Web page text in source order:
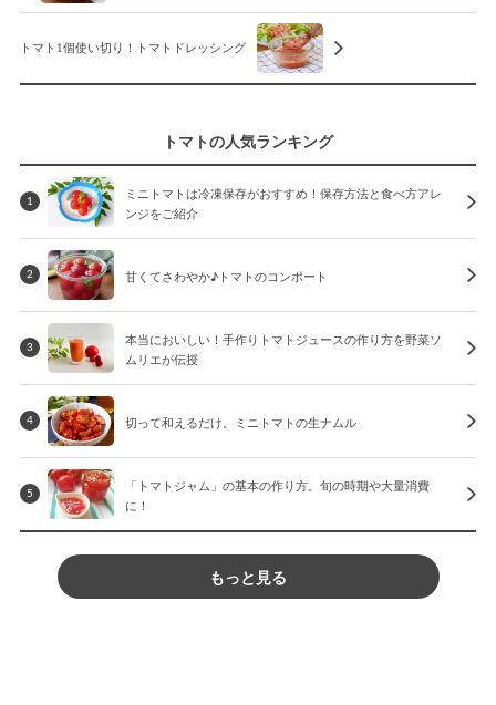
トマト1個使い切り！トマトドレッシング
トマトの人気ランキング
1
ミニトマトは冷凍保存がおすすめ！保存方法と食べ方アレ
ンジをご紹介
2 甘くてさわやか♪トマトのコンポート
3
本当においしい！手作りトマトジュースの作り方を野菜ソ
ムリエが伝授
4 切って和えるだけ。ミニトマトの生ナムル
5
「トマトジャム」の基本の作り方。旬の時期や大量消費
に！
もっと見る